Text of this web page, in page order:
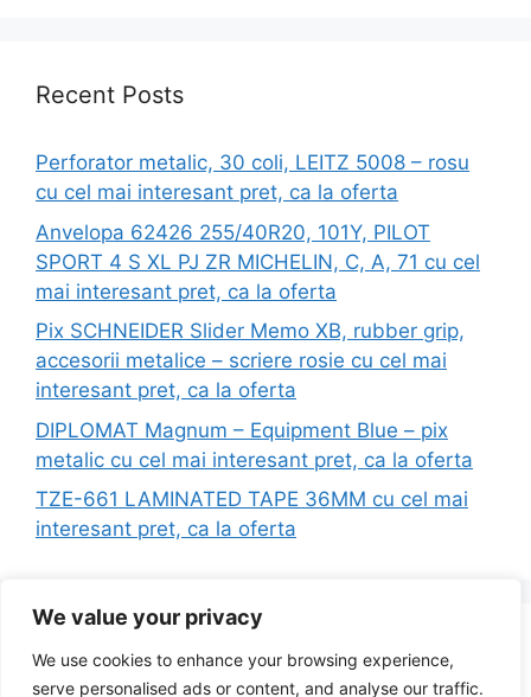
We value your privacy
We use cookies to enhance your browsing experience,
serve personalised ads or content, and analyse our traffic.
Recent Posts
Perforator metalic, 30 coli, LEITZ 5008 – rosu
cu cel mai interesant pret, ca la oferta
Anvelopa 62426 255/40R20, 101Y, PILOT
SPORT 4 S XL PJ ZR MICHELIN, C, A, 71 cu cel
mai interesant pret, ca la oferta
Pix SCHNEIDER Slider Memo XB, rubber grip,
accesorii metalice – scriere rosie cu cel mai
interesant pret, ca la oferta
DIPLOMAT Magnum – Equipment Blue – pix
metalic cu cel mai interesant pret, ca la oferta
TZE-661 LAMINATED TAPE 36MM cu cel mai
interesant pret, ca la oferta
Search
for: